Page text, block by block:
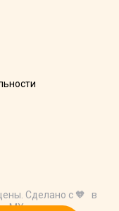
Сделано с 🧡 в
MX